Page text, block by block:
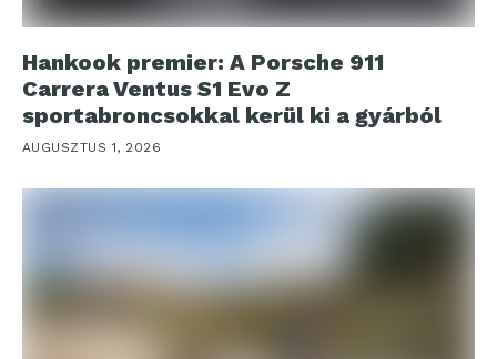
Hankook premier: A Porsche 911
Carrera Ventus S1 Evo Z
sportabroncsokkal kerül ki a gyárból
AUGUSZTUS 1, 2026